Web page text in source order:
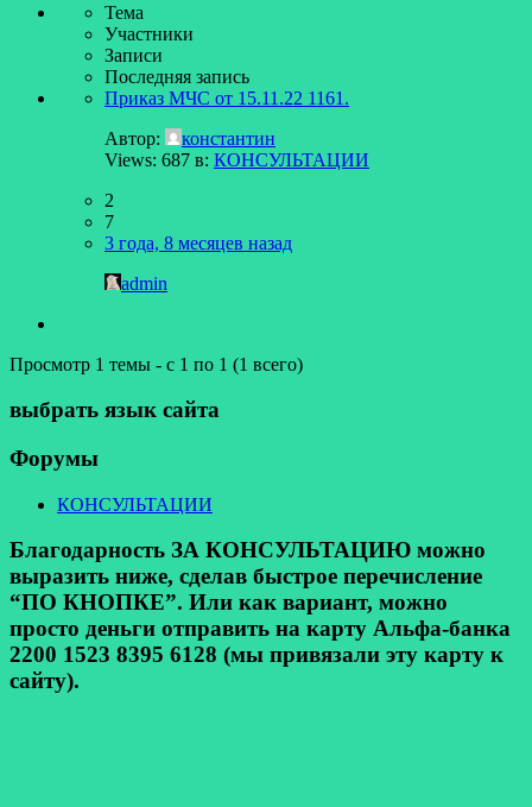
Тема
Участники
Записи
Последняя запись
Приказ МЧС от 15.11.22 1161.
Автор:
константин
Views: 687 в: КОНСУЛЬТАЦИИ
2
7
3 года, 8 месяцев назад
admin
Просмотр 1 темы - с 1 по 1 (1 всего)
выбрать язык сайта
Форумы
КОНСУЛЬТАЦИИ
Благодарность ЗА КОНСУЛЬТАЦИЮ можно
выразить ниже, сделав быстрое перечисление
“ПО КНОПКЕ”. Или как вариант, можно
просто деньги отправить на карту Альфа-банка
2200 1523 8395 6128 (мы привязали эту карту к
сайту).